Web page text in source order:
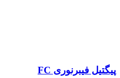
پیگتیل فیبرنوری FC